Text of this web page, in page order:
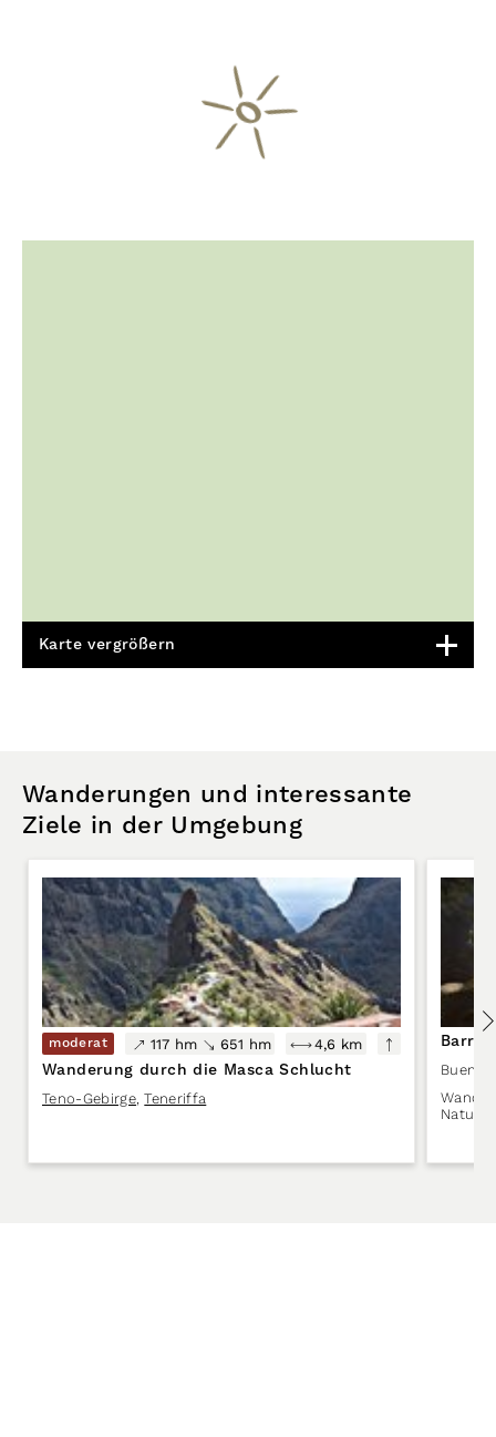
Karte vergrößern
Wanderungen und interessante
Ziele in der Umgebung
moderat 117 hm 651 hm 4,6 km
Wanderung durch die Masca Schlucht
Teno-Gebirge, Teneriffa